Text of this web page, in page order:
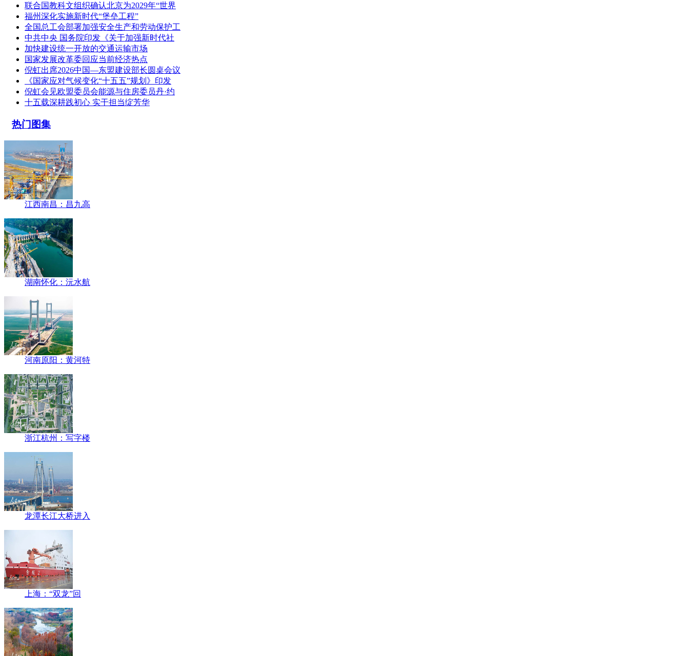
联合国教科文组织确认北京为2029年“世界
福州深化实施新时代“堡垒工程”
全国总工会部署加强安全生产和劳动保护工
中共中央 国务院印发《关于加强新时代社
加快建设统一开放的交通运输市场
国家发展改革委回应当前经济热点
倪虹出席2026中国—东盟建设部长圆桌会议
《国家应对气候变化“十五五”规划》印发
倪虹会见欧盟委员会能源与住房委员丹·约
十五载深耕践初心 实干担当绽芳华
热门图集
江西南昌：昌九高
湖南怀化：沅水航
河南原阳：黄河特
浙江杭州：写字楼
龙潭长江大桥进入
上海：“双龙”回